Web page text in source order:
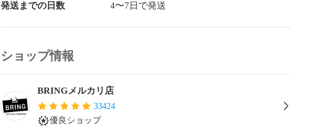
発送までの日数 4〜7日で発送
ショップ情報
BRINGメルカリ店
33424
優良ショップ